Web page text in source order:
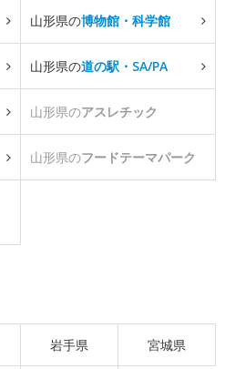
山形県の博物館・科学館
山形県の道の駅・SA/PA
山形県のアスレチック
山形県のフードテーマパーク
岩手県 宮城県